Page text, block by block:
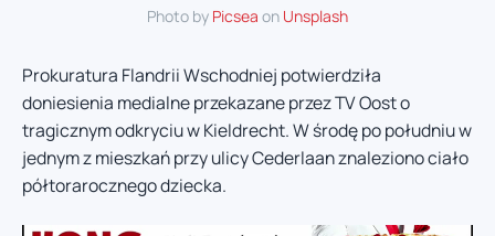
Photo by Picsea on Unsplash
Prokuratura Flandrii Wschodniej potwierdziła
doniesienia medialne przekazane przez TV Oost o
tragicznym odkryciu w Kieldrecht. W środę po południu w
jednym z mieszkań przy ulicy Cederlaan znaleziono ciało
półtorarocznego dziecka.